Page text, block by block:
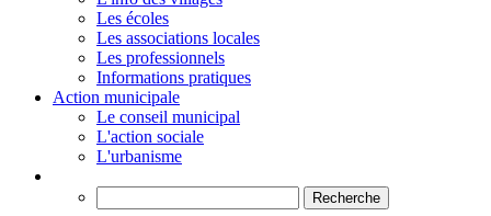
Les écoles
Les associations locales
Les professionnels
Informations pratiques
Action municipale
Le conseil municipal
L'action sociale
L'urbanisme
Recherche